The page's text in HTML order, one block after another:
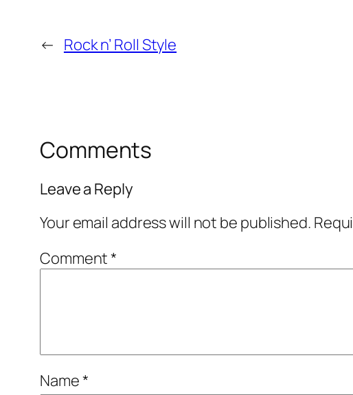
← Rock n’ Roll Style
Comments
Leave a Reply
Your email address will not be published.
Comment*
Name*